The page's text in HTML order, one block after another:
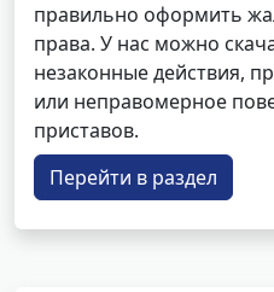
правильно оформить
права. У нас можно
незаконные действия,
или неправомерное
приставов.
Перейти в раздел